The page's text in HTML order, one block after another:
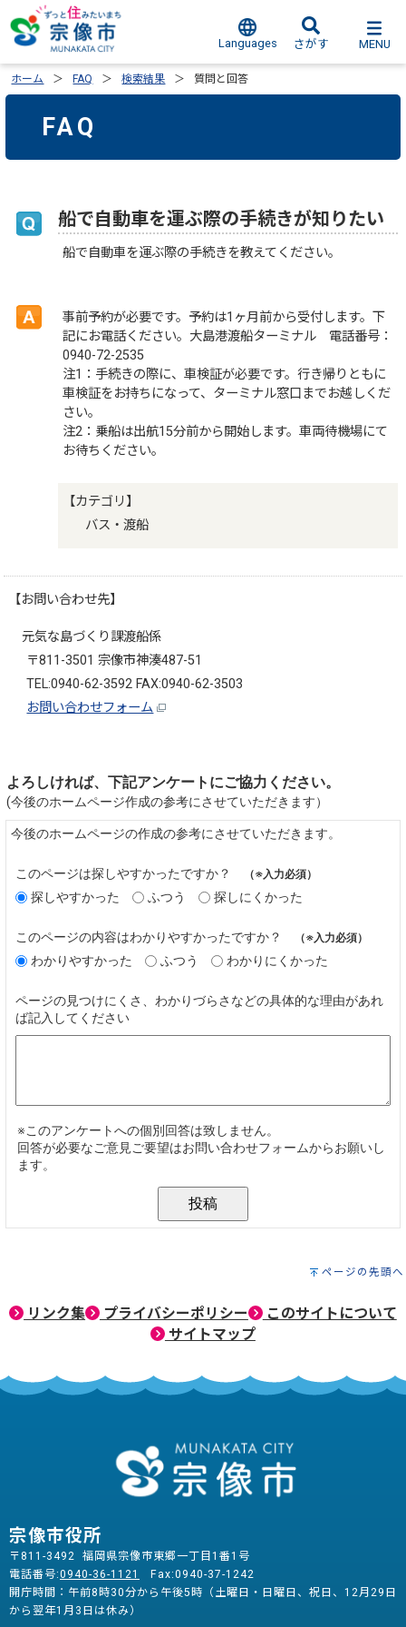
Languages さがす MENU
ホーム FAQ 検索結果 質問と回答
FAQ
船で自動車を運ぶ際の手続きが知りたい
船で自動車を運ぶ際の手続きを教えてください。
事前予約が必要です。予約は1ヶ月前から受付します。下
記にお電話ください。大島港渡船ターミナル 電話番号：
0940-72-2535
注1：手続きの際に、車検証が必要です。行き帰りともに
車検証をお持ちになって、ターミナル窓口までお越しくだ
さい。
注2：乗船は出航15分前から開始します。車両待機場にて
お待ちください。
【カテゴリ】
バス・渡船
【お問い合わせ先】
元気な島づくり課渡船係
〒811-3501 宗像市神湊487-51
TEL:0940-62-3592 FAX:0940-62-3503
お問い合わせフォーム
ページの先頭へ
リンク集 プライバシーポリシー
このサイトについて
サイトマップ
宗像市役所
〒811-3492 福岡県宗像市東郷一丁目1番1号
電話番号:0940-36-1121
Fax:0940-37-1242
開庁時間：午前8時30分から午後5時（土曜日・日曜日、祝日、12月29日
から翌年1月3日は休み）